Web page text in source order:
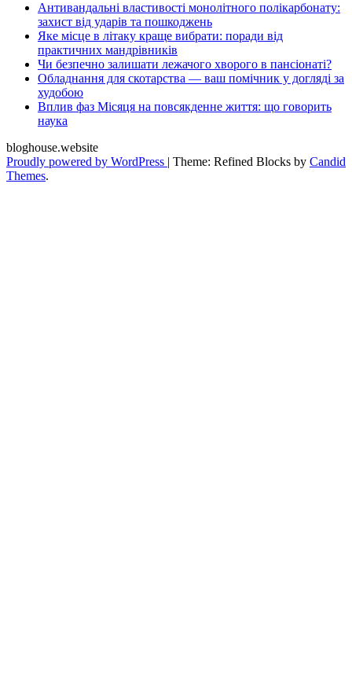
Антивандальні властивості монолітного полікарбонату:
захист від ударів та пошкоджень
Яке місце в літаку краще вибрати: поради від
практичних мандрівників
Чи безпечно залишати лежачого хворого в пансіонаті?
Обладнання для скотарства — ваш помічник у догляді за
худобою
Вплив фаз Місяця на повсякденне життя: що говорить
наука
bloghouse.website
Proudly powered by WordPress | Theme: Refined Blocks by Candid
Themes.